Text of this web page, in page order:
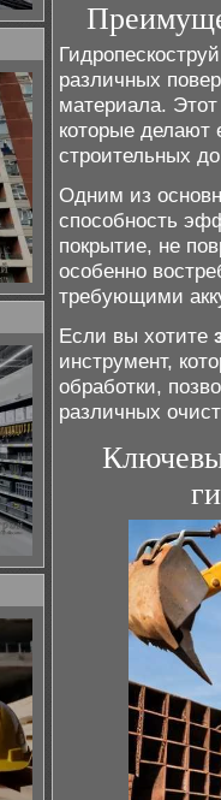
различных
материала.
которые делают
строительных
Одним из
способность
покрытие, не
особенно
требующими
Если вы хотите
инструмент,
обработки,
различных